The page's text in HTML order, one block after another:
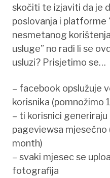
skočiti te izjaviti da je
poslovanja i platforme
nesmetanog
usluge” no radi li se
usluzi? Prisjetimo se…
– facebook opslužuje
korisnika (pomnožimo
– ti korisnici
pageviewsa
month)
– svaki mjesec se
fotografija